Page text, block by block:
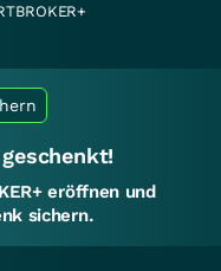
eröffnen und
sichern.